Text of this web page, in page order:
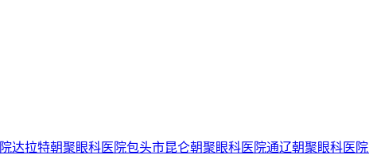
达拉特朝聚眼科医院包头市昆仑朝聚眼科医院通辽朝聚眼科医院